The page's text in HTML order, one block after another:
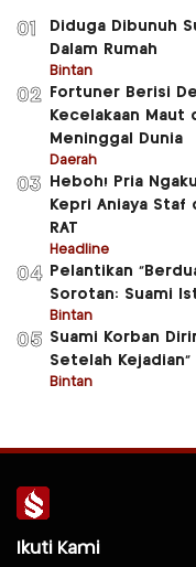
01
Diduga Dibunuh
Dalam Rumah
Bintan
02
Fortuner Berisi
Kecelakaan Maut
Meninggal Dunia
Daerah
03
Heboh! Pria
Kepri Aniaya Staf
RAT
Headline
04
Pelantikan
Sorotan: Suami
Bintan
05 Suami Korban
Setelah Kejadian”
Bintan
Ikuti Kami